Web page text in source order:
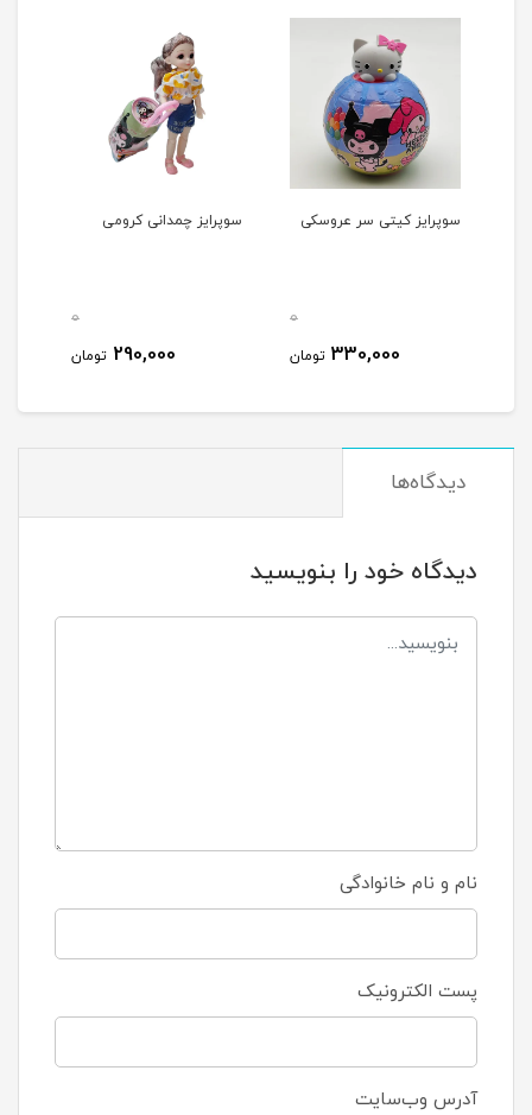
سوپرایز کیتی سر عروسکی
0
330,000 تومان
سوپرایز چمدانی کرومی
0
290,000 تومان
دیدگاه‌ها
دیدگاه خود را بنویسید
نام و نام خانوادگی
پست الکترونیک
آدرس وب‌سایت